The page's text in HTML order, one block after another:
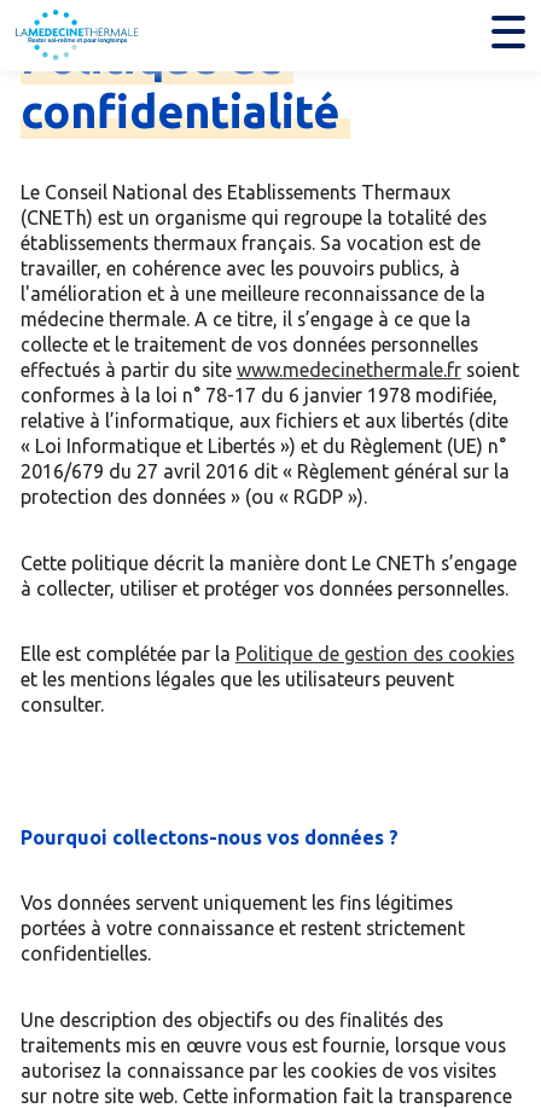
Politique
confidentialité
Le Conseil National des Etablissements Thermaux
(CNETh) est un organisme qui regroupe la totalité des
établissements thermaux français. Sa vocation est de
travailler, en cohérence avec les pouvoirs publics, à
l'amélioration et à une meilleure reconnaissance de la
médecine thermale. A ce titre, il s’engage à ce que la
collecte et le traitement de vos données personnelles
effectués à partir du site www.medecinethermale.frsoient
conformes à la loi n° 78-17 du 6 janvier 1978 modifiée,
relative à l’informatique, aux fichiers et aux libertés (dite
« Loi Informatique et Libertés ») et du Règlement (UE) n°
2016/679 du 27 avril 2016 dit « Règlement général sur la
protection des données » (ou « RGDP »).
Cette politique décrit la manière dont Le CNETh s’engage
à collecter, utiliser et protéger vos données personnelles.
Elle est complétée par la Politique de gestion des cookies
et les mentions légales que les utilisateurs peuvent
consulter.
Pourquoi collectons-nous vos données ?
Vos données servent uniquement les fins légitimes
portées à votre connaissance et restent strictement
confidentielles.
Une description des objectifs ou des finalités des
traitements mis en œuvre vous est fournie, lorsque vous
autorisez la connaissance par les cookies de vos visites
sur notre site web. Cette information fait la transparence